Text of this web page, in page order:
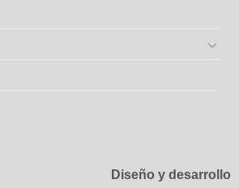
Diseño y desarrollo